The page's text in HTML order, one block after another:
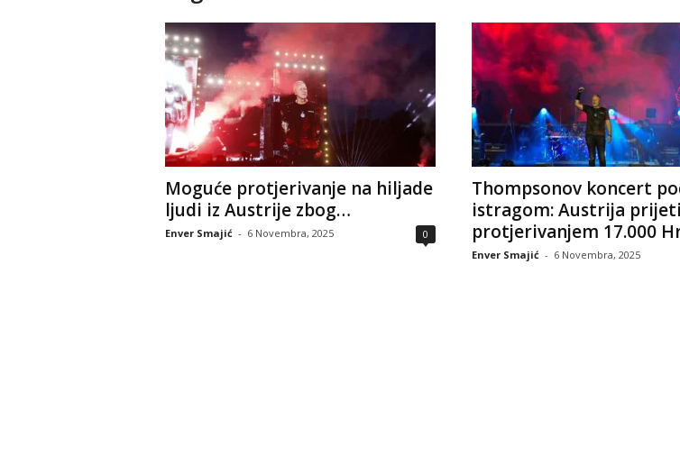
Moguće protjerivanje na hiljade
ljudi iz Austrije zbog…
Enver Smajić - 6 Novembra, 2025 0
Thompsonov koncert
istragom: Austrija prijeti
protjerivanjem 17.000
Enver Smajić - 6 Novembra, 2025